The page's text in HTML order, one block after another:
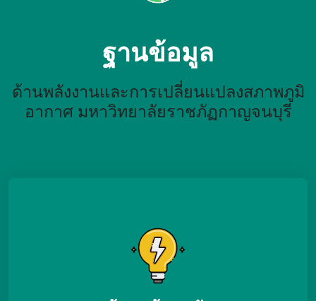
ฐานข้อมูล
ด้านพลังงานและการเปลี่ยนแปลงสภาพภูมิ
อากาศ มหาวิทยาลัยราชภัฏกาญจนบุรี